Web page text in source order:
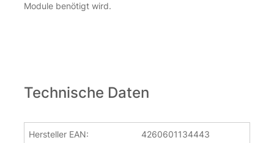
Module benötigt wird.
Technische Daten
Hersteller EAN: 4260601134443